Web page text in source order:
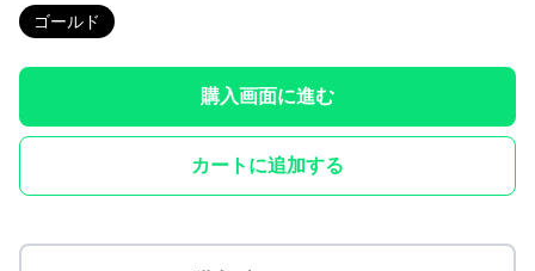
ゴールド
購入画面に進む
カートに追加する